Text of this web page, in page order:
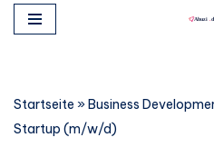
springen
Startseite »Business
Startup (m/w/d)